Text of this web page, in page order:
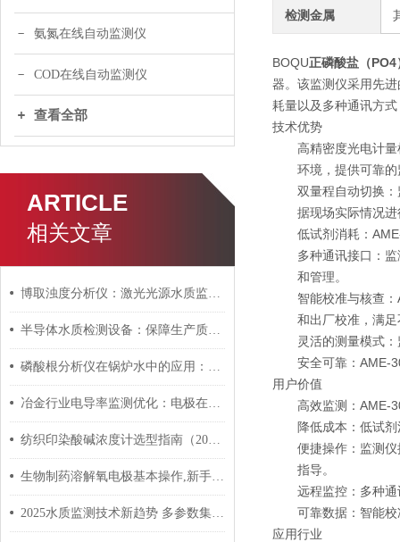
氨氮在线自动监测仪
COD在线自动监测仪
查看全部
ARTICLE
相关文章
博取浊度分析仪：激光光源水质监测新革命
半导体水质检测设备：保障生产质量的利器
磷酸根分析仪在锅炉水中的应用：缓蚀剂加药控制策略
冶金行业电导率监测优化：电极在钢铁厂工艺稳定性中的技术实现与成本控制
纺织印染酸碱浓度计选型指南（2026）：染色整理工艺监测方案
生物制药溶解氧电极基本操作,新手不得不看
2025水质监测技术新趋势 多参数集成化设备成行业刚需
检测金属
BOQU正磷酸盐（
器。该监测仪采用先
耗量以及多种通讯方
技术优势
高精密度光电计
环境，提供可靠
双量程自动切换
据现场实际情况
低试剂消耗：
多种通讯接口：
和管理。
智能校准与核查
和出厂校准，满
灵活的测量模式
安全可靠：AME-
用户价值
高效监测：AME-
降低成本：低试
便捷操作：监测
指导。
远程监控：多种
可靠数据：智能
应用行业